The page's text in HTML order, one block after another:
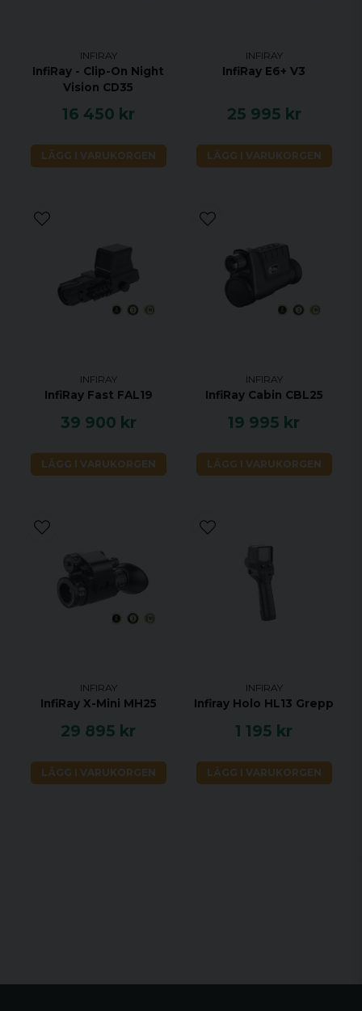
INFIRAY
InfiRay - Clip-On Night
Vision CD35
16 450 kr
LÄGG I VARUKORGEN
INFIRAY
InfiRay E6+ V3
25 995 kr
LÄGG I VARUKORGEN
INFIRAY
InfiRay Fast FAL19
39 900 kr
LÄGG I VARUKORGEN
INFIRAY
InfiRay Cabin CBL25
19 995 kr
LÄGG I VARUKORGEN
INFIRAY
InfiRay X-Mini MH25
29 895 kr
LÄGG I VARUKORGEN
INFIRAY
Infiray Holo HL13 Grepp
1 195 kr
LÄGG I VARUKORGEN
bildens klarhet och övergripande bilddetaljer.
Matrix ⅢTM resulterar i ett skarpare, mer detaljerat
synfält och förbättrade
objektidentifieringsmöjligheter. Saim-serien ger
automatiskt, stärker bildhierarkin, för att hitta
målet snabbare.
Enkel och lätt att använda är den ursprungliga
ikondesign, lätt att förstå och genomskinlig
bakgrundsdesign av menyn. Interna
menyalternativ och alternativ visas också på ett
kontrasterande gradientsubstrat så att du kan hålla
Bildskärpan kan justeras manuellt för att passa
individuella preferenser för högkvalitativ bild, och
det finns fyra nivåer för alternativ genom att kort
Ultraclear Mode
Ultraclear-läget är speciellt för dåligt väder som
kraftig dimma och regn, som gör att Saim blir
Kompakt storlek och lätt